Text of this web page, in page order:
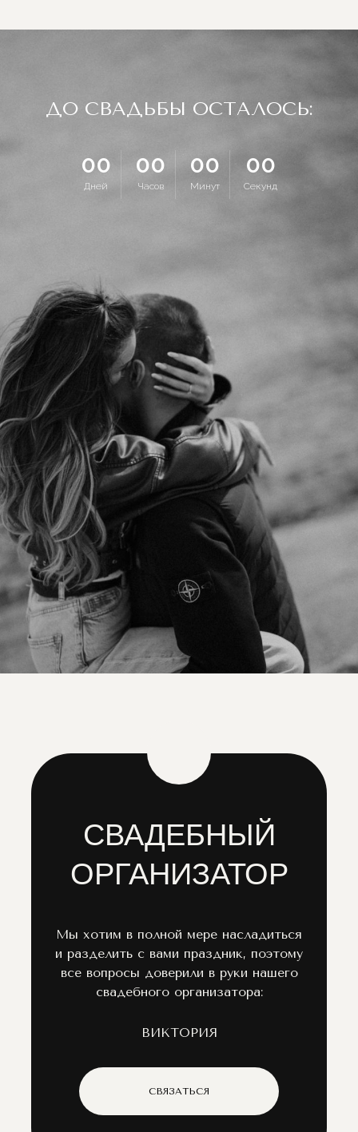
ДО СВАДЬБЫ ОСТАЛОСЬ:
00
Дней
00
Часов
00
Минут
00
Секунд
Мы хотим в полной мере насладиться
и разделить с вами праздник, поэтому
все вопросы доверили в руки нашего
свадебного организатора:
ВИКТОРИЯ
СВАДЕБНЫЙ
ОРГАНИЗАТОР
СВЯЗАТЬСЯ